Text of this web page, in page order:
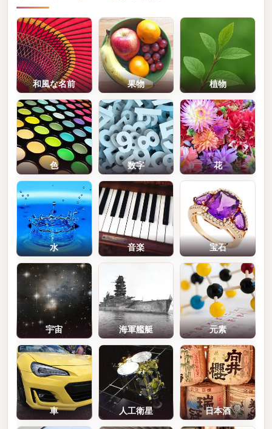
和風な名前 果物 植物
色 数字 花
水 音楽 宝石
宇宙 海軍艦艇 元素
車 人工衛星 日本酒